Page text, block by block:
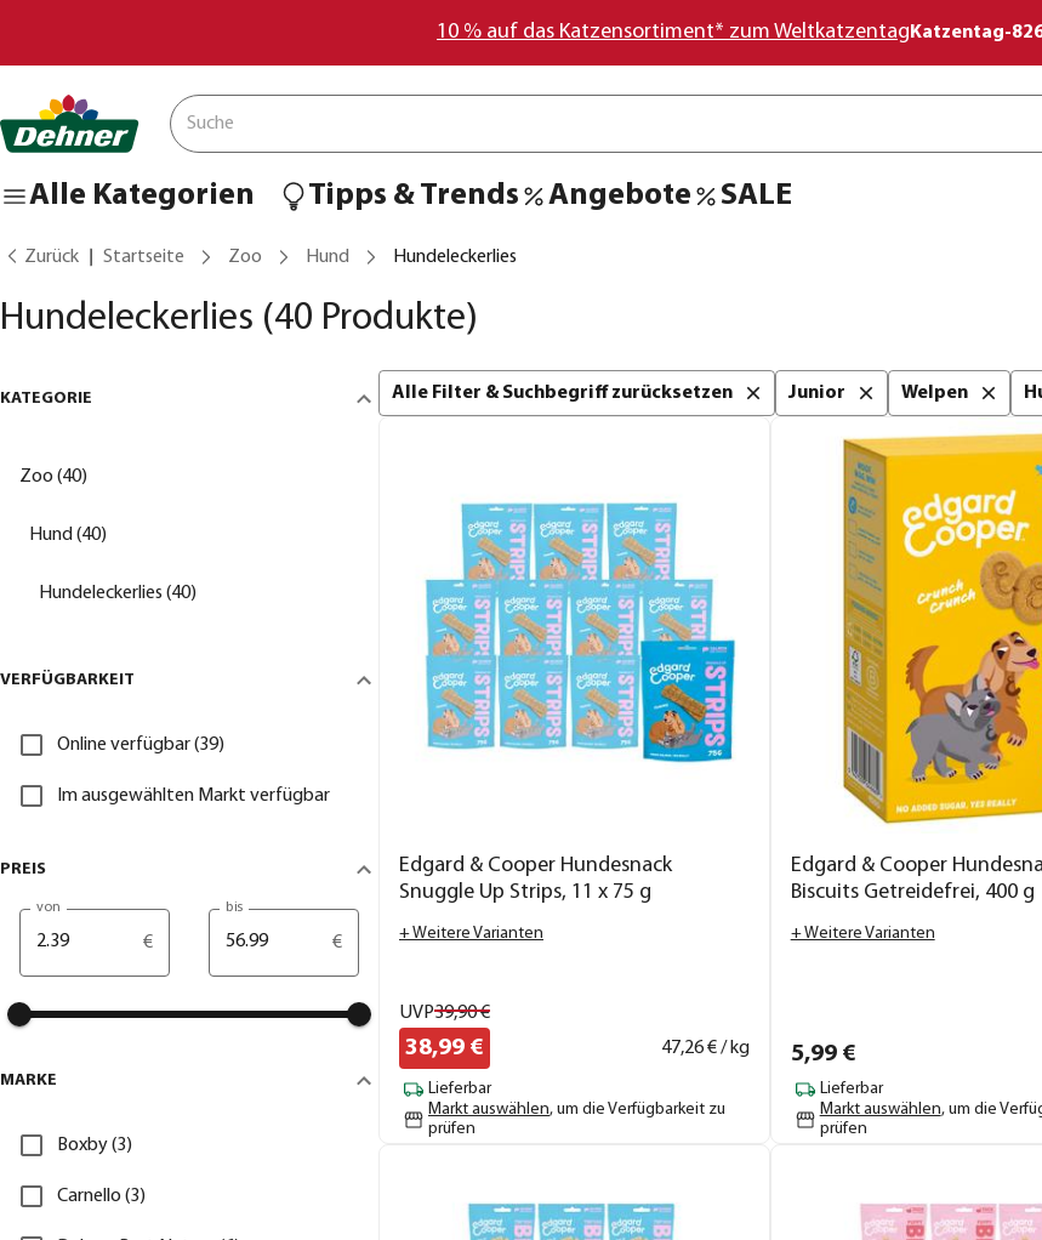
10 % auf das Katzensortiment* zum Weltkatzentag Katzentag-
Alle Kategorien Tipps & Trends Angebote SALE
Zurück Startseite Zoo Hund Hundeleckerlies
Hundeleckerlies (40 Produkte)
KATEGORIE
Zoo (40)
Hund (40)
Hundeleckerlies (40)
VERFÜGBARKEIT
Online verfügbar (39)
Im ausgewählten Markt verfügbar
PREIS
von
€
bis
€
MARKE
Boxby (3)
Carnello (3)
Alle Filter & Suchbegriff zurücksetzen Junior Welpen
Edgard & Cooper Hundesnack
Snuggle Up Strips, 11 x 75 g
+ Weitere Varianten
UVP39,90€
38,99 € 47,26€ / kg
Lieferbar
Markt auswählen, um die Verfügbarkeit zu
prüfen
Edgard & Cooper
Biscuits Getreidefrei, 400 g
+ Weitere Varianten
5,99€
Lieferbar
Markt auswählen, um die
prüfen